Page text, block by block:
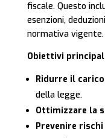
fiscale. Questo
esenzioni,
normativa vigente.
Obiettivi
Ridurre il
della legge.
Ottimizzare la
Prevenire